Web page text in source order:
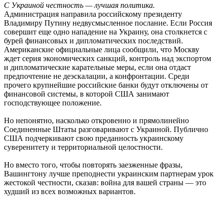
С Украиной честность — лучшая политика.
Администрация направила российскому президенту
Владимиру Путину недвусмысленное послание. Если Россия
совершит еще одно нападение на Украину, она столкнется с
бурей финансовых и дипломатических последствий.
Американские официальные лица сообщили, что Москву
ждет серия экономических санкций, контроль над экспортом
и дипломатические карательные меры, если она отдаст
предпочтение не деэскалации, а конфронтации. Среди
прочего крупнейшие российские банки будут отключены от
финансовой системы, в которой США занимают
господствующее положение.
Но непонятно, насколько откровенно и прямолинейно
Соединенные Штаты разговаривают с Украиной. Публично
США подчеркивают свою преданность украинскому
суверенитету и территориальной целостности.
Но вместо того, чтобы повторять заезженные фразы,
Вашингтону лучше преподнести украинским партнерам урок
жестокой честности, сказав: война для вашей страны — это
худший из всех возможных вариантов.